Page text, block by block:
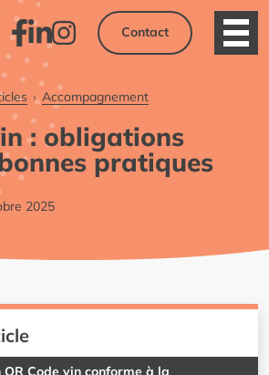
Facebook
LinkedInInstagram
Contact
Accompagnement
: obligations
pratiques
2025
Code vin conforme à la